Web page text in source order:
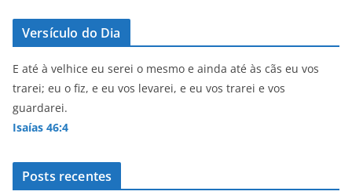
Versículo do Dia
E até à velhice eu serei o mesmo e ainda até às cãs eu vos
trarei; eu o fiz, e eu vos levarei, e eu vos trarei e vos
guardarei.
Isaías 46:4
Posts recentes